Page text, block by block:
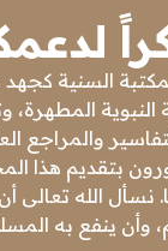
السنية
النبوية
والمراجع
بتقديم هذا
نسأل الله تعالى
وأن ينفع به